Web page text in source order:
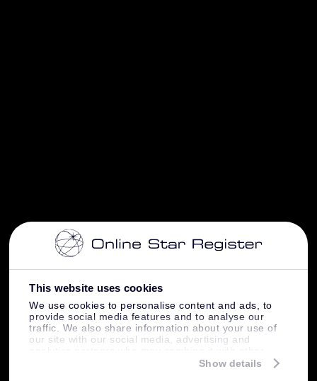
This website uses cookies
We use cookies to personalise content and ads, to
provide social media features and to analyse our
traffic. We also share information about your use of
our site with our social media, advertising and
information that you’ve provided to them or that
Show details